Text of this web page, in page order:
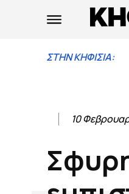
ΣΤΗΝ ΚΗΦΙΣΙΑ:
10